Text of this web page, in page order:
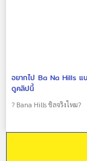
อยากไป Ba Na Hills
ดูคลิปนี้
? Bana Hills ชิลจริงไหม?